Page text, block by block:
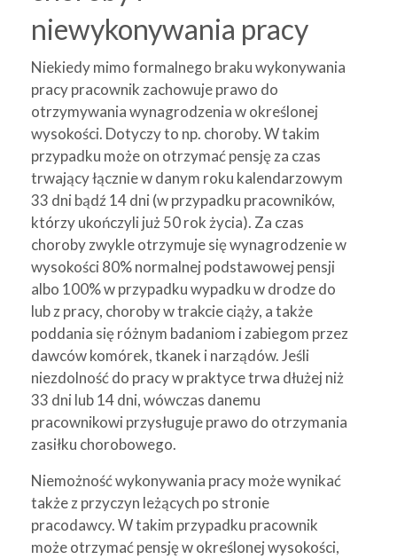
niewykonywania pracy
Niekiedy mimo formalnego braku wykonywania
pracy pracownik zachowuje prawo do
otrzymywania wynagrodzenia w określonej
wysokości. Dotyczy to np. choroby. W takim
przypadku może on otrzymać pensję za czas
trwający łącznie w danym roku kalendarzowym
33 dni bądź 14 dni (w przypadku pracowników,
którzy ukończyli już 50 rok życia). Za czas
choroby zwykle otrzymuje się wynagrodzenie w
wysokości 80% normalnej podstawowej pensji
albo 100% w przypadku wypadku w drodze do
lub z pracy, choroby w trakcie ciąży, a także
poddania się różnym badaniom i zabiegom przez
dawców komórek, tkanek i narządów. Jeśli
niezdolność do pracy w praktyce trwa dłużej niż
33 dni lub 14 dni, wówczas danemu
pracownikowi przysługuje prawo do otrzymania
zasiłku chorobowego.
Niemożność wykonywania pracy może wynikać
także z przyczyn leżących po stronie
pracodawcy. W takim przypadku pracownik
może otrzymać pensję w określonej wysokości,